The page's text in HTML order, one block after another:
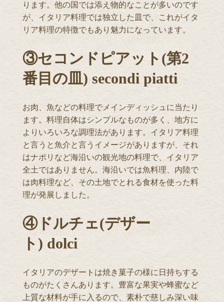
ります。他の国では添え物的なことが多いのです
が、イタリア料理では独立した皿で、これがイタ
リア料理の特徴でもあり魅力になっています。
③セコンドピアット(第2
番目の皿) secondi piatti
お肉、魚などの料理でメインディッシュに当たり
ます。料理自体はシンプルなものが多く、地方に
よりいろいろな調理法があります。イタリア料理
と言うと魚介と言うイメージがありますが、それ
はナポリなど海沿いの観光地の料理で、イタリア
全土ではありません。海沿いでは魚料理、内陸で
は肉料理など、その土地でとれる食材を使った料
理が発展しました。
④ドルチェ(デザー
ト) dolci
イタリアのデザートは焼き菓子の様に日持ちする
ものがたくさんあります。豊富な果実や蜂蜜など
上質な材料が手に入るので、素朴で慈しみ深い味